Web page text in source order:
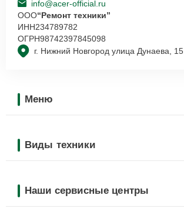
г. Нижний Новгород улица Дунаева, 15
info@acer-official.ru
ООО“Ремонт техники”
ИНН234789782
ОГРН98742397845098
Меню
Виды техники
Наши сервисные центры